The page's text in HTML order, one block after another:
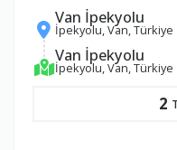
Van İpekyolu
İpekyolu, Van, Türkiye
Van İpekyolu
İpekyolu, Van, Türkiye
2